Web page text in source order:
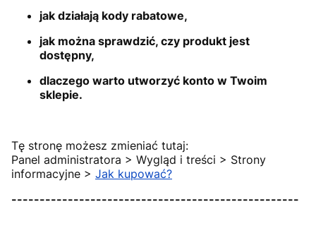
jak działają kody rabatowe,
jak można sprawdzić, czy produkt jest
dostępny,
dlaczego warto utworzyć konto w Twoim
sklepie.
Tę stronę możesz zmieniać tutaj:
Panel administratora > Wygląd i treści > Strony
informacyjne > Jak kupować?
---------------------------------------------------